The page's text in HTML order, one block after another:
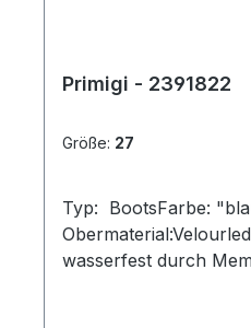
Primigi - 2391822
Größe: 27
Typ: BootsFarbe:
wasserfest durch